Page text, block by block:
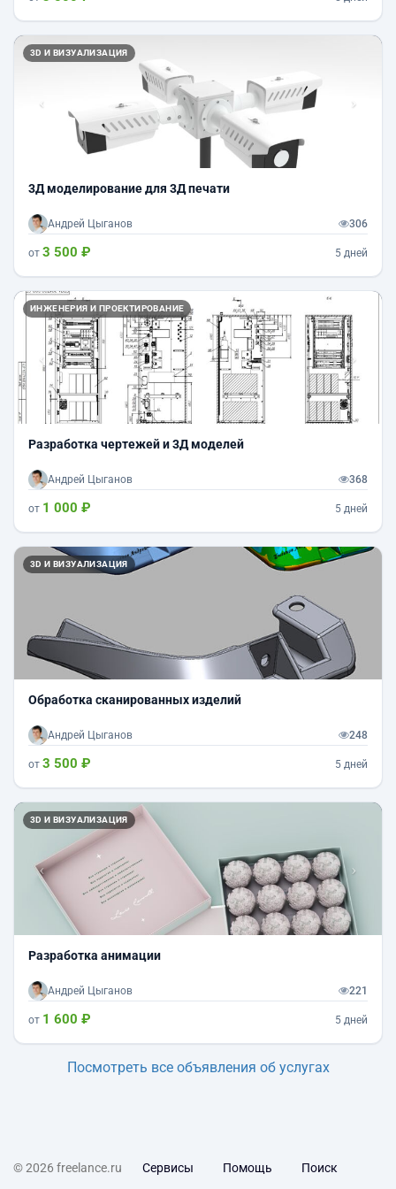
3D И ВИЗУАЛИЗАЦИЯ
Назад
3Д моделирование для 3Д печати
Андрей Цыганов 306
от 3 500 ₽ 5 дней
ИНЖЕНЕРИЯ И ПРОЕКТИРОВАНИЕ
Назад
Разработка чертежей и 3Д моделей
Андрей Цыганов 368
от 1 000 ₽ 5 дней
3D И ВИЗУАЛИЗАЦИЯ
Обработка сканированных изделий
Андрей Цыганов 248
от 3 500 ₽ 5 дней
3D И ВИЗУАЛИЗАЦИЯ
Назад
Разработка анимации
Андрей Цыганов 221
от 1 600 ₽ 5 дней
Посмотреть все объявления об услугах
© 2026 freelance.ru Сервисы Помощь Поиск